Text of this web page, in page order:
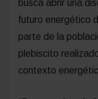
busca abrir una
futuro energético
parte de la
plebiscito
contexto